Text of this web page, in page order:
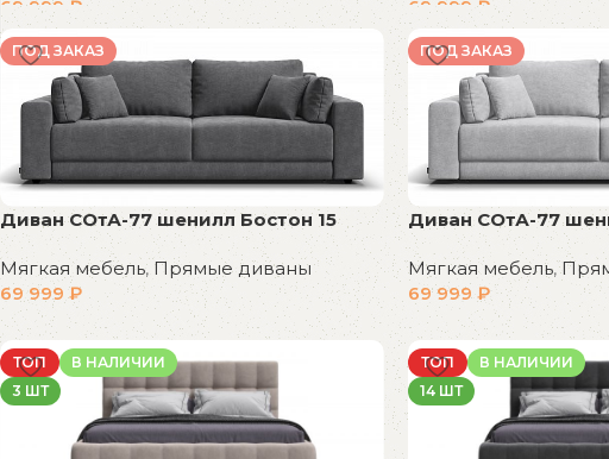
69 999 ₽
В корзину
69 999 ₽
В корзину
ПОД ЗАКАЗ
Диван СОтА-77 шенилл Бостон 15
Мягкая мебель, Прямые диваны
69 999₽
В корзину
ПОД ЗАКАЗ
Диван СОтА-77
Мягкая мебель,
69 999 ₽
В корзину
ТОП
В НАЛИЧИИ
3 ШТ
ТОП
В НАЛИЧИИ
14 ШТ